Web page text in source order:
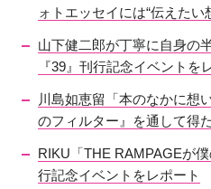
ォトエッセイには“伝えたい
山下健二郎が丁寧に自身の
『39』刊行記念イベントを
川島如恵留「本のなかに想
のフィルター』を通して得
RIKU「THE RAMPAGEが
行記念イベントをレポート